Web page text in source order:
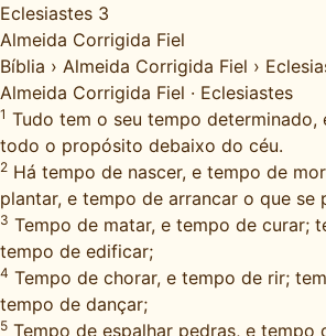
Eclesiastes 3
Almeida Corrigida Fiel
Bíblia › Almeida Corrigida Fiel ›
Almeida Corrigida Fiel · Eclesiastes
1 Tudo tem o seu tempo determinado,
todo o propósito debaixo do céu.
2 Há tempo de nascer, e tempo de
plantar, e tempo de arrancar o que se
3 Tempo de matar, e tempo de curar;
tempo de edificar;
4 Tempo de chorar, e tempo de rir;
tempo de dançar;
5 Tempo de espalhar pedras, e tempo